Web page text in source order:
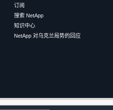
订阅
搜索 NetApp
知识中心
NetApp 对乌克兰局势的回应